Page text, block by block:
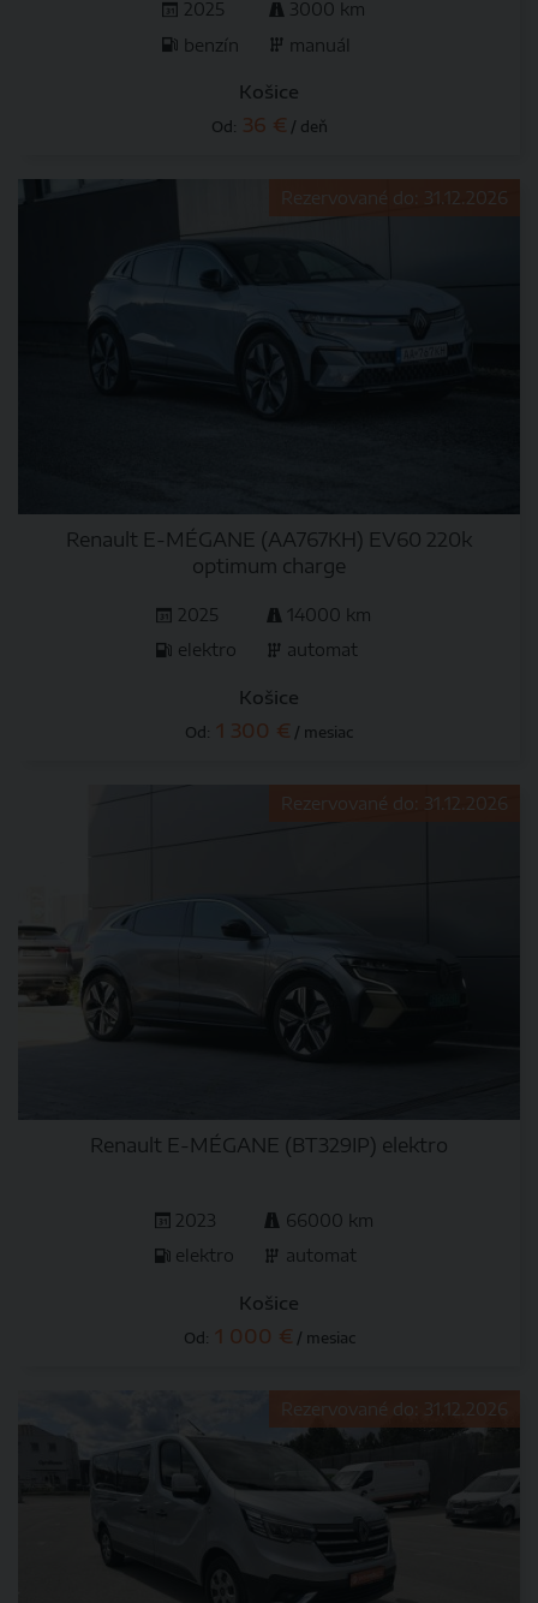
2025
3000 km
benzín
manuál
Košice
Od: 36 € / deň
Rezervované do: 31.12.2026
Renault E-MÉGANE (AA767KH) EV60 220k
optimum charge
2025
14000 km
elektro
automat
Košice
Od: 1 300 € / mesiac
Rezervované do: 31.12.2026
Renault E-MÉGANE (BT329IP) elektro
2023
66000 km
elektro
automat
Košice
Od: 1 000 € / mesiac
Rezervované do: 31.12.2026